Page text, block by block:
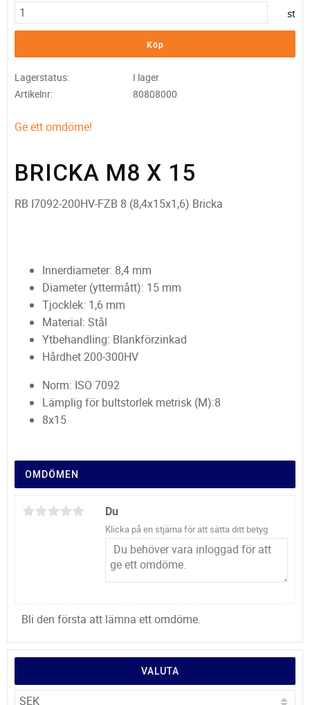
st
Köp
Lagerstatus
I lager
Artikelnr
80808000
Ge ett omdöme!
BRICKA M8 X 15
RB I7092-200HV-FZB 8 (8,4x15x1,6) Bricka
Innerdiameter: 8,4 mm
Diameter (yttermått): 15 mm
Tjocklek: 1,6 mm
Material: Stål
Ytbehandling: Blankförzinkad
Hårdhet 200-300HV
Norm: ISO 7092
Lämplig för bultstorlek metrisk (M):8
8x15
OMDÖMEN
Du
Klicka på en stjärna för att sätta ditt betyg
Bli den första att lämna ett omdöme.
VALUTA